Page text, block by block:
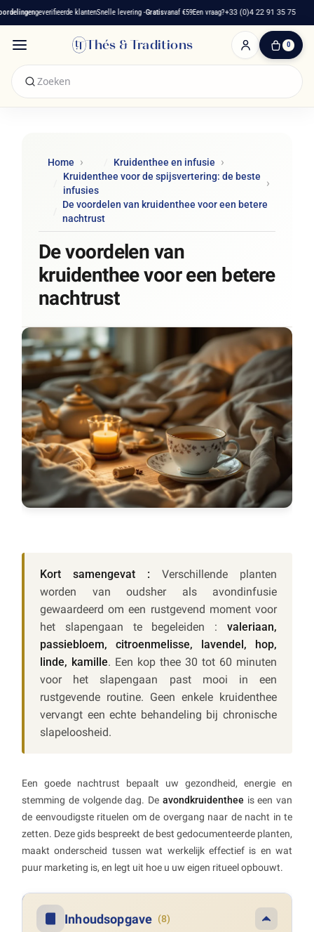
geverifieerde klantenSnelle levering -Gratisvanaf €59Een vraag?+33 (0)4 22 91 35 75
Thés & Traditions 0
0
Home
Kruidenthee en infusie
Kruidenthee voor de spijsvertering: de beste
infusies
De voordelen van kruidenthee voor een betere
nachtrust
De voordelen van
kruidenthee voor een betere
nachtrust
Kort samengevat : Verschillende planten
worden van oudsher als avondinfusie
gewaardeerd om een rustgevend moment voor
het slapengaan te begeleiden : valeriaan,
passiebloem, citroenmelisse, lavendel, hop,
linde, kamille. Een kop thee 30 tot 60 minuten
voor het slapengaan past mooi in een
rustgevende routine. Geen enkele kruidenthee
vervangt een echte behandeling bij chronische
slapeloosheid.
Een goede nachtrust bepaalt uw gezondheid, energie en
stemming de volgende dag. De avondkruidenthee is een van
de eenvoudigste rituelen om de overgang naar de nacht in te
zetten. Deze gids bespreekt de best gedocumenteerde planten,
maakt onderscheid tussen wat werkelijk effectief is en wat
puur marketing is, en legt uit hoe u uw eigen ritueel opbouwt.
Inhoudsopgave (8)